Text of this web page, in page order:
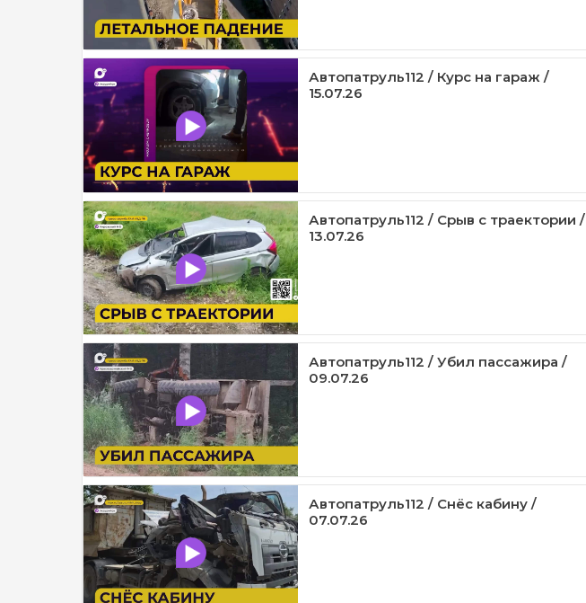
Автопатруль112 / Курс на гараж /
15.07.26
Автопатруль112 / Срыв с траектории /
13.07.26
Автопатруль112 / Убил пассажира /
09.07.26
Автопатруль112 / Снёс кабину /
07.07.26